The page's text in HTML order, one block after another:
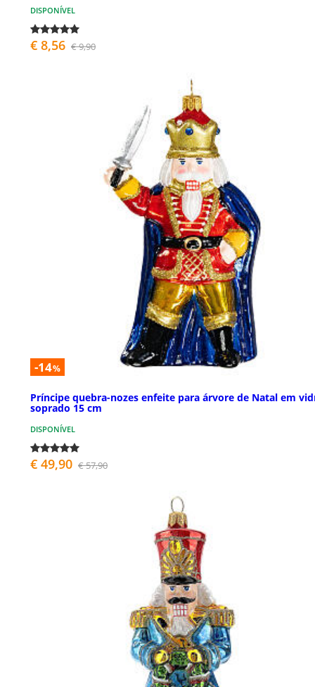
DISPONÍVEL
€ 8,56 € 9,90
-14%
Príncipe quebra-nozes enfeite para árvore de Natal em
soprado 15 cm
DISPONÍVEL
€ 49,90 € 57,90